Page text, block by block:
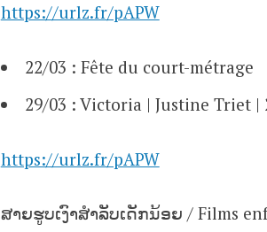
https://urlz.fr/pAPW
22/03 : Fête du court-métrage
29/03 : Victoria | Justine Triet |
https://urlz.fr/pAPW
ສາຍຮູບເງົາສຳລັບເດັກນ້ອຍ / Films